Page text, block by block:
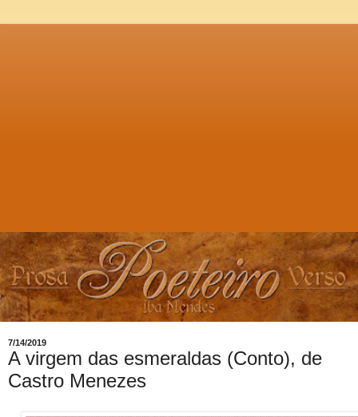
7/14/2019
A virgem das esmeraldas (Conto), de
Castro Menezes